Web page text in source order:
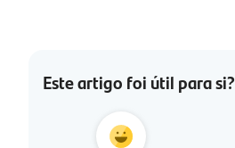
Este artigo foi útil para si?